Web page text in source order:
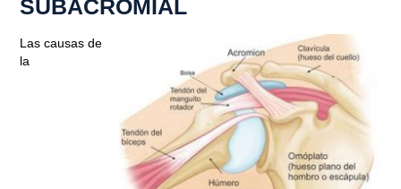
SUBACROMIAL
Las causas de
la